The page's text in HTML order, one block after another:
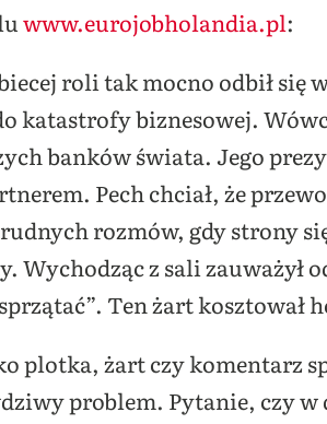
www.eurojobholandia.pl:
roli tak mocno odbił się
katastrofy biznesowej.
banków świata. Jego
Pech chciał, że
rozmów, gdy strony
Wychodząc z sali zauważył
Ten żart
plotka, żart czy komentarz
problem. Pytanie, czy